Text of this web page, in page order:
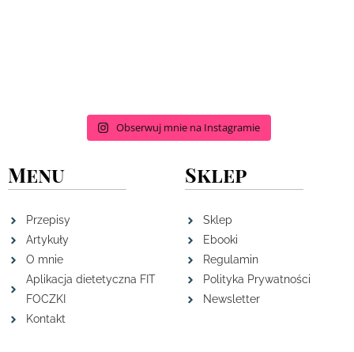
Obserwuj mnie na Instagramie
Menu
Przepisy
Artykuły
O mnie
Aplikacja dietetyczna FIT
FOCZKI
Kontakt
Sklep
Sklep
Ebooki
Regulamin
Polityka Prywatności
Newsletter